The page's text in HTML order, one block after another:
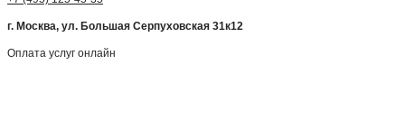
г. Москва, ул. Большая Серпуховская 31к12
Оплата услуг онлайн